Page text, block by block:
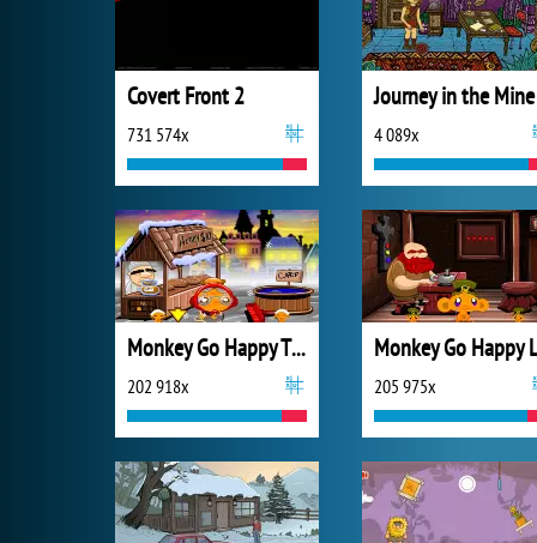
Covert Front 2
731 574x
Journey in the Mine
4 089x
Monkey Go Happy Thanksgiving
202 918x 205 975x